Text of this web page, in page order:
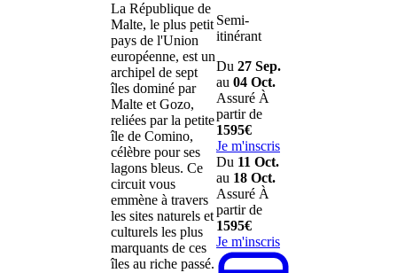
La République de
Malte, le plus petit
pays de l'Union
européenne, est un
archipel de sept
îles dominé par
Malte et Gozo,
reliées par la petite
île de Comino,
célèbre pour ses
lagons bleus. Ce
circuit vous
emmène à travers
les sites naturels et
culturels les plus
marquants de ces
îles au riche passé.
Semi-
itinérant
Du 27 Sep.
au 04 Oct.
Assuré À
partir de
1595€
Je m'inscris
Du 11 Oct.
au 18 Oct.
Assuré À
partir de
1595€
Je m'inscris